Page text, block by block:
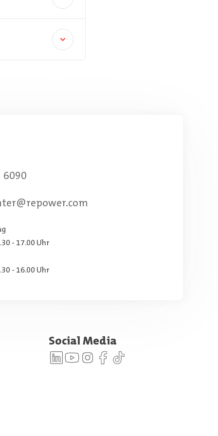
6090
- 17.00 Uhr
- 16.00 Uhr
Social Media